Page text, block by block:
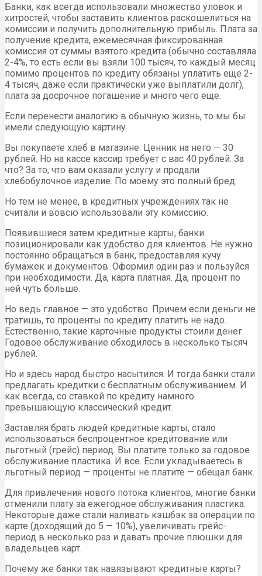
Банки, как всегда использовали множество уловок и
хитростей, чтобы заставить клиентов раскошелиться на
комиссии и получить дополнительную прибыль. Плата за
получение кредита, ежемесячная фиксированная
комиссия от суммы взятого кредита (обычно составляла
2-4%, то есть если вы взяли 100 тысяч, то каждый месяц
помимо процентов по кредиту обязаны уплатить еще 2-
4 тысяч, даже если практически уже выплатили долг),
плата за досрочное погашение и много чего еще.
Если перенести аналогию в обычную жизнь, то мы бы
имели следующую картину.
Вы покупаете хлеб в магазине. Ценник на него — 30
рублей. Но на кассе кассир требует с вас 40 рублей. За
что? За то, что вам оказали услугу и продали
хлебобулочное изделие. По моему это полный бред.
Но тем не менее, в кредитных учреждениях так не
считали и вовсю использовали эту комиссию.
Появившиеся затем кредитные карты, банки
позиционировали как удобство для клиентов. Не нужно
постоянно обращаться в банк, предоставляя кучу
бумажек и документов. Оформил один раз и пользуйся
при необходимости. Да, карта платная. Да, процент по
ней чуть больше.
Но ведь главное — это удобство. Причем если деньги не
тратишь, то проценты по кредиту платить не надо.
Естественно, такие карточные продукты стоили денег.
Годовое обслуживание обходилось в несколько тысяч
рублей.
Но и здесь народ быстро насытился. И тогда банки стали
предлагать кредитки с бесплатным обслуживанием. И
как всегда, со ставкой по кредиту намного
превышающую классический кредит.
Заставляя брать людей кредитные карты, стало
использоваться беспроцентное кредитование или
льготный (грейс) период. Вы платите только за годовое
обслуживание пластика. И все. Если укладываетесь в
льготный период — проценты не платите — обещал банк.
Для привлечения нового потока клиентов, многие банки
отменили плату за ежегодное обслуживания пластика.
Некоторые даже стали наливать кэшбэк за операции по
карте (доходящий до 5 — 10%), увеличивать грейс-
период в несколько раз и давать прочие плюшки для
владельцев карт.
Почему же банки так навязывают кредитные карты?